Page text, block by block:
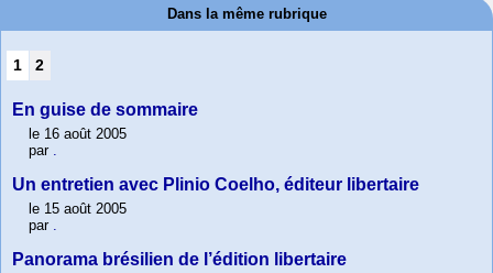
Dans la même rubrique
1 2
En guise de sommaire
le 16 août 2005
par
Un entretien avec Plinio Coelho, éditeur libertaire
le 15 août 2005
par
Panorama brésilien de l’édition libertaire